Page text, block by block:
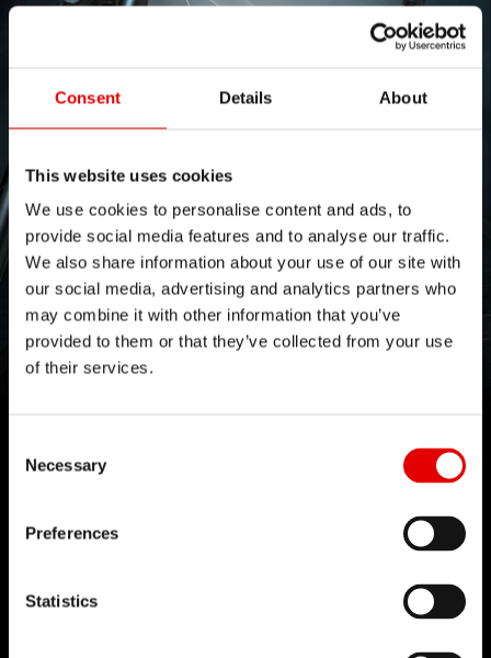
Consent Details About
This website uses cookies
We use cookies to personalise content and ads, to
provide social media features and to analyse our traffic.
We also share information about your use of our site with
our social media, advertising and analytics partners who
may combine it with other information that you’ve
provided to them or that they’ve collected from your use
of their services.
Necessary
Preferences
Statistics
PLATFORMA 232 ONE
Zaprojektowana tak, aby jeszcze dalej przesunąć